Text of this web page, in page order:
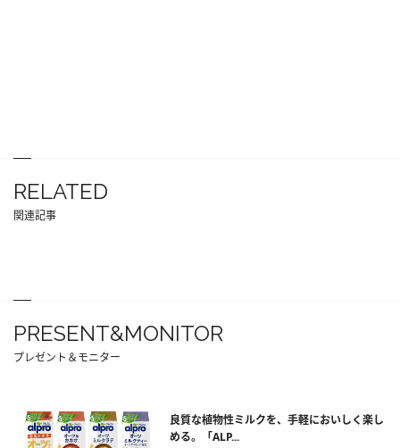
RELATED
関連記事
PRESENT&MONITOR
プレゼント＆モニター
良質な植物性ミルクを、手軽においしく楽し
める。「ALP...